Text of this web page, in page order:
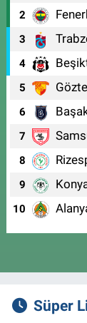
2
3
4
5
6
7
8
9
10
Süper